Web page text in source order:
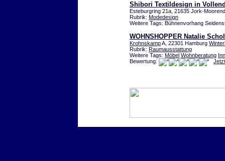
Shibori Textildesign in
Esteburgring 21a, 21635 Jork-
Rubrik: Modedesign
Weitere Tags: Bühnenvorhang
WOHNSHOPPER Natalie
KrohnskampA, 22301 Hamburg
Rubrik: Raumausstattung
Weitere Tags: Möbel Wohnberatung
Bewertung: